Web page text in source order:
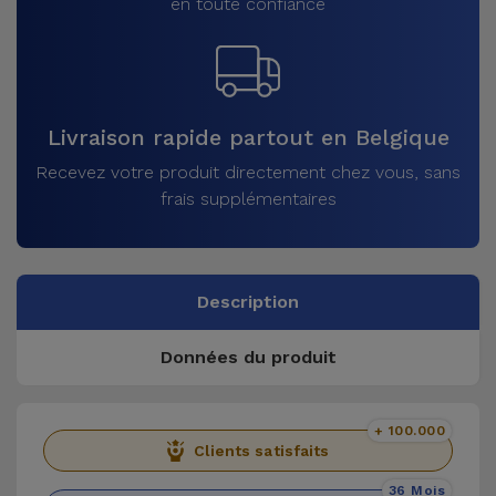
Livraison rapide partout en Belgique
Recevez votre produit directement chez vous, sans
frais supplémentaires
Description
Données du produit
Clients satisfaits
+ 100.000
36 Mois